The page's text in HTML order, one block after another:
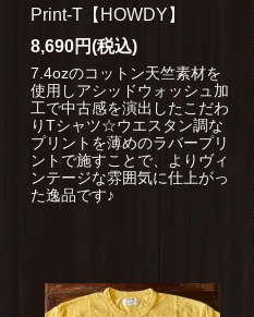
Print-T【HOWDY】
8,690円(税込)
7.4ozのコットン天竺素材を
使用しアシッドウォッシュ加
工で中古感を演出したこだわ
りTシャツ☆ウエスタン調な
プリントを薄めのラバープリ
ントで施すことで、よりヴィ
ンテージな雰囲気に仕上がっ
た逸品です♪